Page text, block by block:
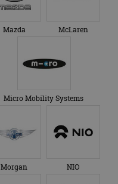
Mazda McLaren
Micro Mobility Systems
Morgan NIO